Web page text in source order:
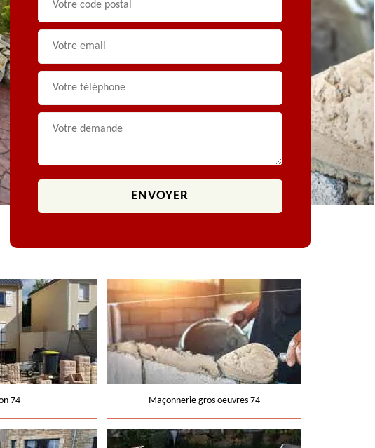
74 Maçonnerie gros oeuvres 74